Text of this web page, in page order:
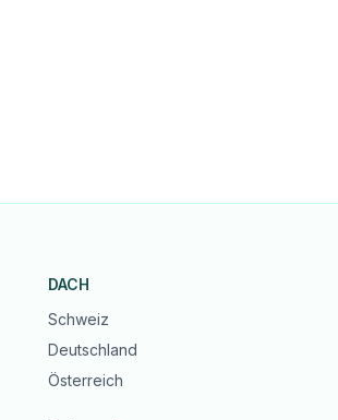
DACH
Schweiz
Deutschland
Österreich